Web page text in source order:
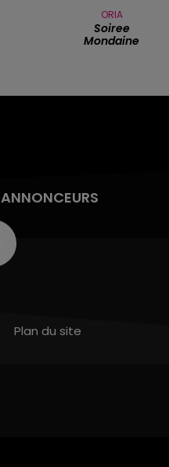
ORIA
Soiree
Mondaine
ANNONCEURS
Plan du site